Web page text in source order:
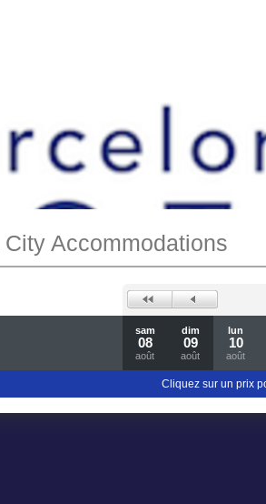
Accommodations
sam
08
août
dim
09
août
lun
10
août
Cliquez sur un prix